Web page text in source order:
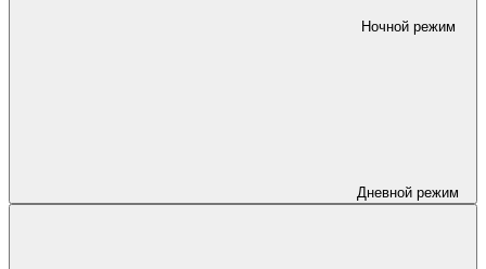
Ночной режим
Дневной режим